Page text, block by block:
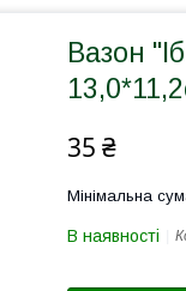
Вазон
35 ₴
Мінімальна
В наявності